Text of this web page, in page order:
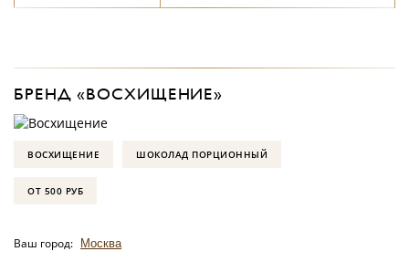
БРЕНД «ВОСХИЩЕНИЕ»
ВОСХИЩЕНИЕ ШОКОЛАД ПОРЦИОННЫЙ
ОТ 500 РУБ
Ваш город: Москва